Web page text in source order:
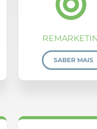
SABER MAIS